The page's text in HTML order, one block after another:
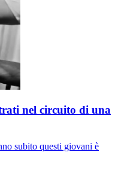
nel circuito di una
subito questi giovani è